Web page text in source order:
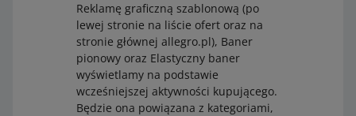
Reklamę graficzną szablonową (po
lewej stronie na liście ofert oraz na
stronie głównej allegro.pl), Baner
pionowy oraz Elastyczny baner
wyświetlamy na podstawie
wcześniejszej aktywności kupującego.
Będzie ona powiązana z kategoriami,